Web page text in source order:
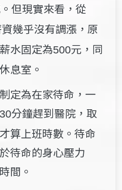
但現實來看，從
幾乎沒有調漲，原
水固定為500元，同
息室。
定為在家待命，一
30分鐘趕到醫院，取
算上班時數。待命
待命的身心壓力
間。